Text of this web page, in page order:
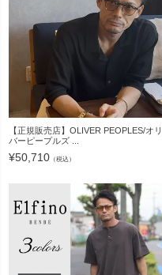
【正規販売店】OLIVER PEOPLES/オリ
バーピープルズ ...
¥50,710 （税込）